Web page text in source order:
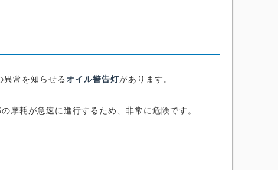
異常を知らせるオイル警告灯があります。
摩耗が急速に進行するため、非常に危険です。